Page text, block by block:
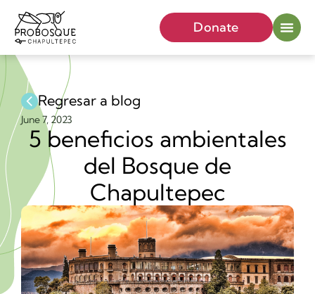
Donate
Regresar a blog
June 7, 2023
5 beneficios ambientales
del Bosque de
Chapultepec